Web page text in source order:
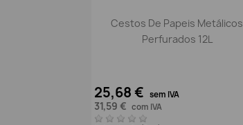
 Vista rápida
Cestos De Papeis Metálicos
Perfurados 12L
25,68 € sem IVA
31,59 € com IVA